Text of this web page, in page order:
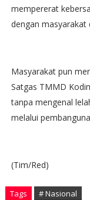
mempererat
dengan masyarakat
Masyarakat pun
Satgas TMMD
tanpa mengenal
melalui
(Tim/Red)
Tags # Nasional